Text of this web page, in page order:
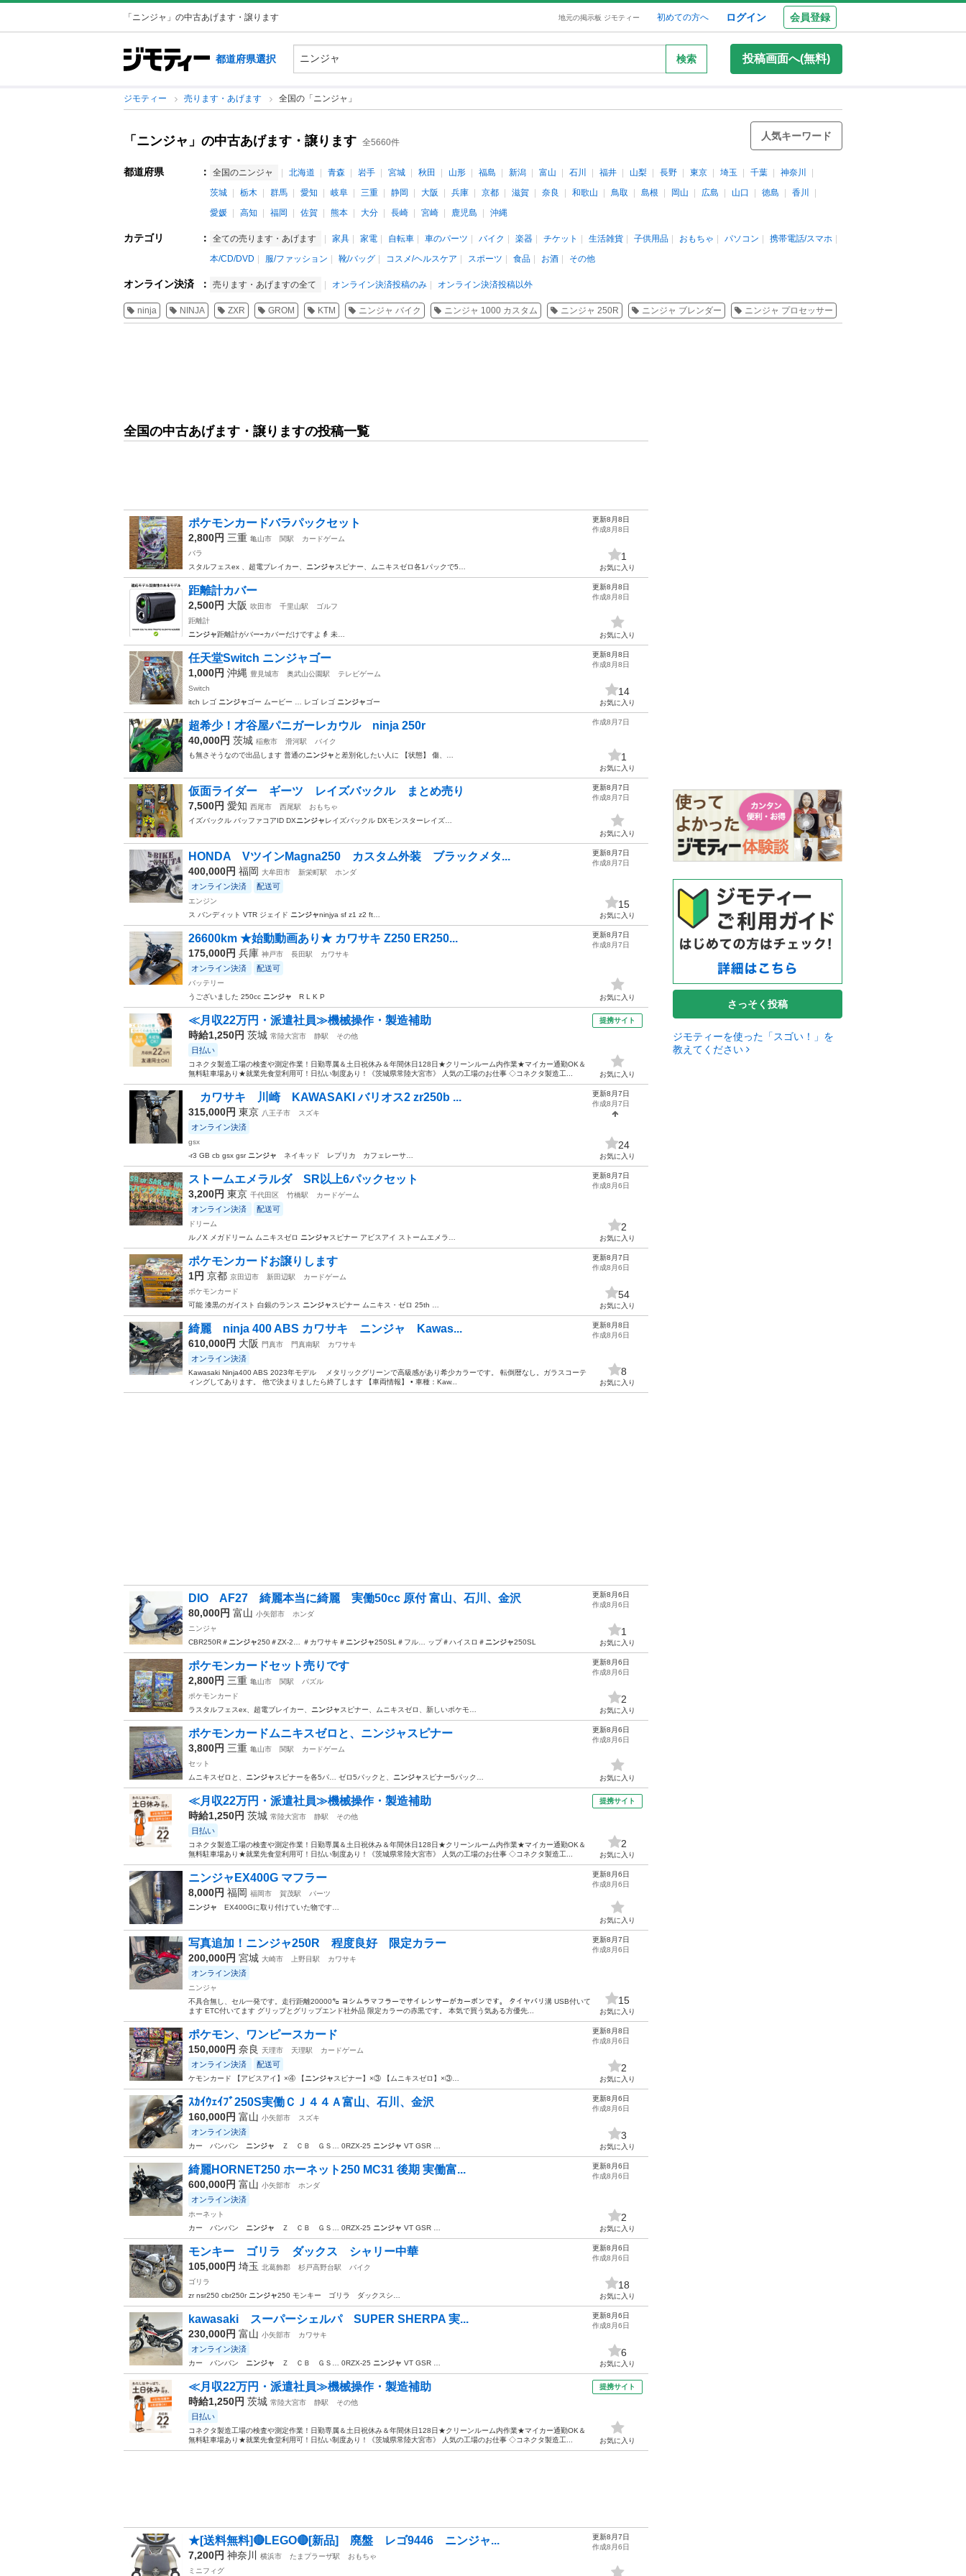
「ニンジャ」の中古あげます・譲ります 地元の掲示板 ジモティー 初めての方へ ログイン 会員登録
都道府県選択 検索 投稿画面へ(無料)
ジモティー 売ります・あげます 全国の「ニンジャ」
「ニンジャ」の中古あげます・譲ります 全5660件
人気キーワード
都道府県 ： 全国のニンジャ 北海道 青森 岩手 宮城 秋田 山形 福島 新潟 富山 石川 福井 山梨 長野 東京 埼玉 千葉
神奈川
茨城
栃木 群馬 愛知 岐阜 三重 静岡 大阪 兵庫 京都 滋賀 奈良 和歌山 鳥取 島根 岡山 広島 山口 徳島
香川
愛媛
高知 福岡 佐賀 熊本 大分 長崎 宮崎 鹿児島 沖縄
カテゴリ ： 全ての売ります・あげます 家具 家電 自転車 車のパーツ バイク 楽器 チケット 生活雑貨 子供用品 おもちゃ パソコン
携帯電話/スマホ
本/CD/DVD
服/ファッション 靴/バッグ コスメ/ヘルスケア スポーツ 食品 お酒 その他
オンライン決済 ： 売ります・あげますの全て オンライン決済投稿のみ オンライン決済投稿以外
ninja NINJA ZXR GROM KTM ニンジャ バイク ニンジャ 1000 カスタム ニンジャ 250R ニンジャ ブレンダー ニンジャ プロセッサー
全国の中古あげます・譲りますの投稿一覧
ポケモンカードバラパックセット
2,800円 三重 亀山市 関駅
カードゲーム
バラ
スタルフェスex 、超電ブレイカー、 ニンジャスピナー、ムニキスゼロ各1パックで5…
更新8月8日
作成8月8日
1
お気に入り
距離計カバー
2,500円 大阪 吹田市 千里山駅
ゴルフ
距離計
ニンジャ距離計がバー⇨カバーだけですよ👵 未…
更新8月8日
作成8月8日
お気に入り
任天堂Switch ニンジャゴー
1,000円 沖縄 豊見城市 奥武山公園駅
テレビゲーム
Switch
itch レゴ ニンジャゴー ムービー … レゴ レゴ ニンジャゴー
更新8月8日
作成8月8日
14
お気に入り
超希少！才谷屋パニガーレカウル ninja 250r
40,000円 茨城 稲敷市 滑河駅
バイク
も無さそうなので出品します 普通のニンジャ と差別化したい人に 【状態】 傷、…
作成8月7日
1
お気に入り
仮面ライダー ギーツ レイズバックル まとめ売り
7,500円 愛知 西尾市 西尾駅
おもちゃ
イズバックル バッファコアID DXニンジャレイズバックル DXモンスターレイズ…
更新8月7日
作成8月7日
お気に入り
HONDA VツインMagna250 カスタム外装 ブラックメタ...
400,000円 福岡 大牟田市 新栄町駅 ホンダ
オンライン決済 配送可
エンジン
ス バンディット VTR ジェイド ニンジャninjya sf z1 z2 ft…
更新8月7日
作成8月7日
15
お気に入り
26600km ★始動動画あり★ カワサキ Z250 ER250...
175,000円 兵庫 神戸市 長田駅 カワサキ
オンライン決済 配送可
バッテリー
うございました 250cc ニンジャ R L K P
更新8月7日
作成8月7日
お気に入り
≪月収22万円・派遣社員≫機械操作・製造補助
時給1,250円 茨城 常陸大宮市 静駅 その他
日払い
コネクタ製造工場の検査や測定作業！日勤専属＆土日祝休み＆年間休日128日★クリーンルーム内作業★マイカー通勤OK＆
無料駐車場あり★就業先食堂利用可！日払い制度あり！《茨城県常陸大宮市》 人気の工場のお仕事 ◇コネクタ製造工...
提携サイト
お気に入り
カワサキ 川崎 KAWASAKI バリオス2 zr250b ...
315,000円 東京 八王子市 スズキ
オンライン決済
gsx
-r3 GB cb gsx gsr ニンジャ ネイキッド レプリカ カフェレーサ…
更新8月7日
作成8月7日
24
お気に入り
ストームエメラルダ SR以上6パックセット
3,200円 東京 千代田区 竹橋駅 カードゲーム
オンライン決済 配送可
ドリーム
ルノX メガドリーム ムニキスゼロ ニンジャスピナー アビスアイ ストームエメラ…
更新8月7日
作成8月6日
2
お気に入り
ポケモンカードお譲りします
1円 京都 京田辺市 新田辺駅
カードゲーム
ポケモンカード
可能 漆黒のガイスト 白銀のランス ニンジャスピナー ムニキス・ゼロ 25th …
更新8月7日
作成8月6日
54
お気に入り
綺麗 ninja 400 ABS カワサキ ニンジャ Kawas...
610,000円 大阪 門真市 門真南駅 カワサキ
オンライン決済
Kawasaki Ninja400 ABS 2023年モデル メタリックグリーンで高級感があり希少カラーです。 転倒暦なし。ガラスコーテ
ィングしてあります。 他で決まりましたら終了します 【車両情報】 • 車種：Kaw...
更新8月8日
作成8月6日
8
お気に入り
DIO AF27 綺麗本当に綺麗 実働50cc 原付 富山、石川、金沢
80,000円 富山 小矢部市
ホンダ
ニンジャ
CBR250R＃ ニンジャ250＃ZX-2… ＃カワサキ＃ ニンジャ250SL＃フル… ップ＃ハイスロ＃ ニンジャ250SL
更新8月6日
作成8月6日
1
お気に入り
ポケモンカードセット売りです
2,800円 三重 亀山市 関駅
パズル
ポケモンカード
ラスタルフェスex、超電ブレイカー、 ニンジャスピナー、ムニキスゼロ、新しいポケモ…
更新8月6日
作成8月6日
2
お気に入り
ポケモンカードムニキスゼロと、ニンジャスピナー
3,800円 三重 亀山市 関駅
カードゲーム
セット
ムニキスゼロと、 ニンジャスピナーを各5パ… ゼロ5パックと、 ニンジャスピナー5パック…
更新8月6日
作成8月6日
お気に入り
≪月収22万円・派遣社員≫機械操作・製造補助
時給1,250円 茨城 常陸大宮市 静駅 その他
日払い
コネクタ製造工場の検査や測定作業！日勤専属＆土日祝休み＆年間休日128日★クリーンルーム内作業★マイカー通勤OK＆
無料駐車場あり★就業先食堂利用可！日払い制度あり！《茨城県常陸大宮市》 人気の工場のお仕事 ◇コネクタ製造工...
提携サイト
2
お気に入り
ニンジャEX400G マフラー
8,000円 福岡 福岡市 賀茂駅
パーツ
ニンジャ EX400Gに取り付けていた物です…
更新8月6日
作成8月6日
お気に入り
写真追加！ニンジャ250R 程度良好 限定カラー
200,000円 宮城 大崎市 上野目駅 カワサキ
オンライン決済
ニンジャ
不具合無し、セル一発です。走行距離20000㌔ ヨシムラマフラーでサイレンサーがカーボンです。 タイヤバリ溝 USB付いて
ます ETC付いてます グリップとグリップエンド社外品 限定カラーの赤黒です。 本気で買う気ある方優先...
更新8月7日
作成8月6日
15
お気に入り
ポケモン、ワンピースカード
150,000円 奈良 天理市 天理駅 カードゲーム
オンライン決済 配送可
ケモンカード 【アビスアイ】×④ 【ニンジャスピナー】×③ 【ムニキスゼロ】×③…
更新8月8日
作成8月6日
2
お気に入り
ｽｶｲｳｪｲﾌﾞ250S実働ＣＪ４４Ａ富山、石川、金沢
160,000円 富山 小矢部市 スズキ
オンライン決済
カー バンバン ニンジャ Ｚ ＣＢ ＧＳ… 0RZX-25 ニンジャ VT GSR …
更新8月6日
作成8月6日
3
お気に入り
綺麗HORNET250 ホーネット250 MC31 後期 実働富...
600,000円 富山 小矢部市 ホンダ
オンライン決済
ホーネット
カー バンバン ニンジャ Ｚ ＣＢ ＧＳ… 0RZX-25 ニンジャ VT GSR …
更新8月6日
作成8月6日
2
お気に入り
モンキー ゴリラ ダックス シャリー中華
105,000円 埼玉 北葛飾郡 杉戸高野台駅
バイク
ゴリラ
zr nsr250 cbr250r ニンジャ250 モンキー ゴリラ ダックスシ…
更新8月6日
作成8月6日
18
お気に入り
kawasaki スーパーシェルパ SUPER SHERPA 実...
230,000円 富山 小矢部市 カワサキ
オンライン決済
カー バンバン ニンジャ Ｚ ＣＢ ＧＳ… 0RZX-25 ニンジャ VT GSR …
更新8月6日
作成8月6日
6
お気に入り
≪月収22万円・派遣社員≫機械操作・製造補助
時給1,250円 茨城 常陸大宮市 静駅 その他
日払い
コネクタ製造工場の検査や測定作業！日勤専属＆土日祝休み＆年間休日128日★クリーンルーム内作業★マイカー通勤OK＆
無料駐車場あり★就業先食堂利用可！日払い制度あり！《茨城県常陸大宮市》 人気の工場のお仕事 ◇コネクタ製造工...
提携サイト
お気に入り
★[送料無料]🔴LEGO🔴[新品] 廃盤 レゴ9446 ニンジャ...
7,200円 神奈川 横浜市 たまプラーザ駅
おもちゃ
ミニフィグ
更新8月7日
作成8月6日
さっそく投稿
ジモティーを使った「スゴい！」を
教えてください